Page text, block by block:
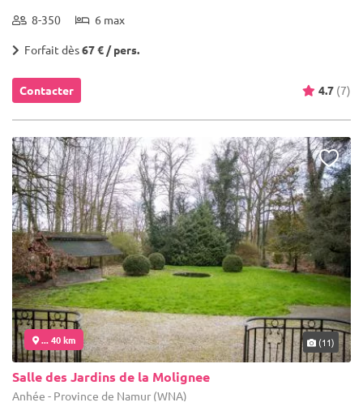
8-350 6 max
Forfait dès67 € / pers.
Contacter 4.7 (7)
... 40 km (11)
Salle des Jardins de la Molignee
Anhée - Province de Namur (WNA)